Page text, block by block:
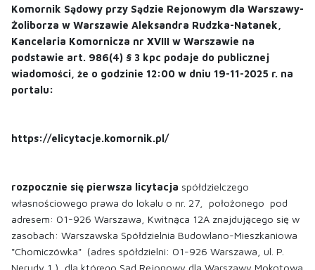
Komornik Sądowy przy Sądzie Rejonowym dla Warszawy-
Żoliborza w Warszawie Aleksandra Rudzka-Natanek,
Kancelaria Komornicza nr XVIII w Warszawie na
podstawie art. 986(4) § 3 kpc podaje do publicznej
wiadomości, że o godzinie 12:00 w dniu 19-11-2025 r. na
portalu:
https://elicytacje.komornik.pl/
rozpocznie się pierwsza licytacja spółdzielczego
własnościowego prawa do lokalu o nr. 27, położonego pod
adresem: 01-926 Warszawa, Kwitnąca 12A znajdującego się w
zasobach: Warszawska Spółdzielnia Budowlano-Mieszkaniowa
"Chomiczówka" (adres spółdzielni: 01-926 Warszawa, ul. P.
Nerudy 1 ), dla którego Sąd Rejonowy dla Warszawy Mokotowa